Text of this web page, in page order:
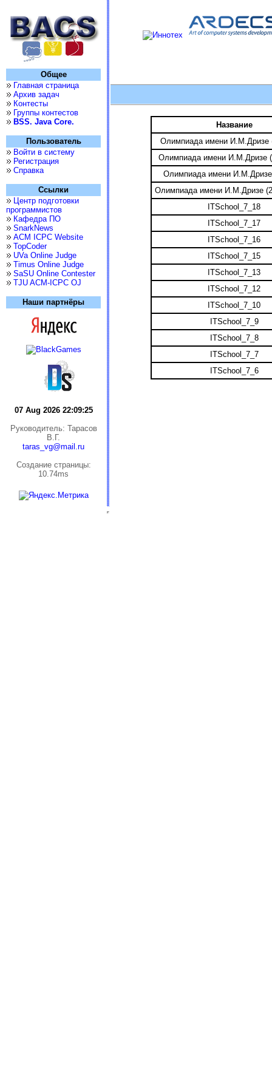
Общее
Главная страница
Архив задач
Контесты
Группы контестов
BSS. Java Core.
Пользователь
Войти в систему
Регистрация
Справка
Ссылки
Центр подготовки
программистов
Кафедра ПО
SnarkNews
ACM ICPC Website
TopCoder
UVa Online Judge
Timus Online Judge
SaSU Online Contester
TJU ACM-ICPC OJ
Наши партнёры
07 Aug 2026 22:09:25
Руководитель: Тарасов
В.Г.
taras_vg@mail.ru
Cоздание страницы:
10.74ms
Название
Олимпиада имени И.М.Дризе
Олимпиада имени И.М.Дризе
Олимпиада имени
Олимпиада имени И.М.Дризе
ITSchool_7_18
ITSchool_7_17
ITSchool_7_16
ITSchool_7_15
ITSchool_7_13
ITSchool_7_12
ITSchool_7_10
ITSchool_7_9
ITSchool_7_8
ITSchool_7_7
ITSchool_7_6